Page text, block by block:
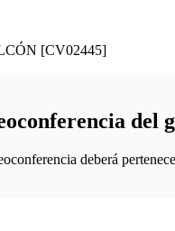
[CV02445]
del
deberá